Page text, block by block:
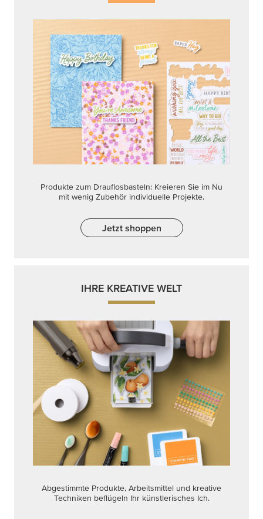
Produkte zum Drauflosbasteln: Kreieren Sie im Nu
mit wenig Zubehör individuelle Projekte.
Jetzt shoppen
IHRE KREATIVE WELT
Abgestimmte Produkte, Arbeitsmittel und kreative
Techniken beflügeln Ihr künstlerisches Ich.